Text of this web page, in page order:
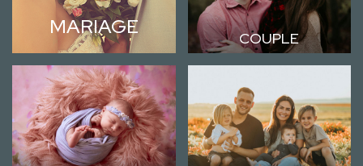
MARIAGE COUPLE